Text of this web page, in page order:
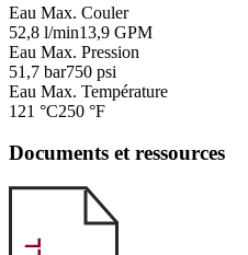
Eau Max. Couler
52,8 l/min13,9 GPM
Eau Max. Pression
51,7 bar750 psi
Eau Max. Température
121 °C250 °F
Documents et ressources